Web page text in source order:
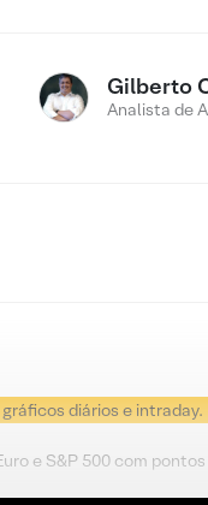
Gilberto
Analista de
diários e intraday.
e S&P 500 com